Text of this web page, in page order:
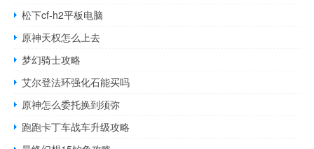
松下cf-h2平板电脑
原神天权怎么上去
梦幻骑士攻略
艾尔登法环强化石能买吗
原神怎么委托换到须弥
跑跑卡丁车战车升级攻略